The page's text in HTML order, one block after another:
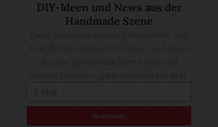
DIY-Ideen und News aus der
Handmade Szene
deinen Desktop – ganz bequem per Mail.
Abonnieren